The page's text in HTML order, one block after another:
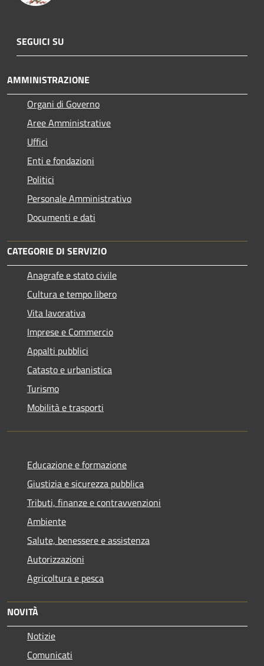
SEGUICI SU
AMMINISTRAZIONE
Organi di Governo
Aree Amministrative
Uffici
Enti e fondazioni
Politici
Personale Amministrativo
Documenti e dati
CATEGORIE DI SERVIZIO
Anagrafe e stato civile
Cultura e tempo libero
Vita lavorativa
Imprese e Commercio
Appalti pubblici
Catasto e urbanistica
Turismo
Mobilità e trasporti
Educazione e formazione
Giustizia e sicurezza pubblica
Tributi, finanze e contravvenzioni
Ambiente
Salute, benessere e assistenza
Autorizzazioni
Agricoltura e pesca
NOVITÀ
Notizie
Comunicati